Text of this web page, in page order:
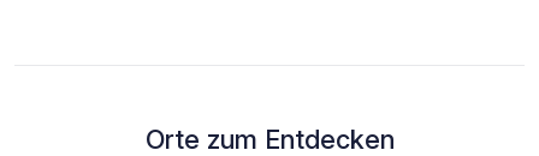
Orte zum Entdecken